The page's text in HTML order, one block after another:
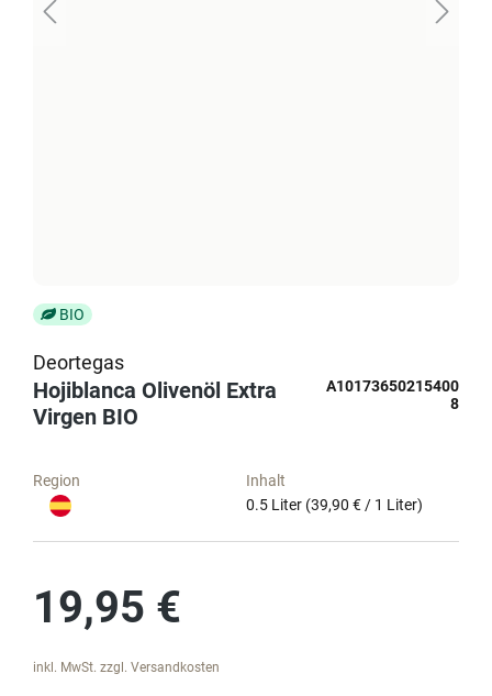
BIO
Deortegas
Hojiblanca Olivenöl Extra
Virgen BIO
A10173650215400
8
Region
Inhalt
0.5 Liter (39,90 € / 1 Liter)
19,95 €
inkl. MwSt. zzgl. Versandkosten